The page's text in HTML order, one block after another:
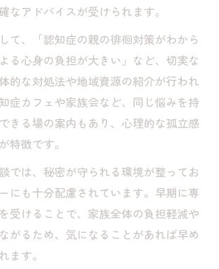
なアドバイスが受けられます。
て、「認知症の親の徘徊対策がわから
る心身の負担が大きい」など、切実な
的な対処法や地域資源の紹介が行われ
症カフェや家族会など、同じ悩みを持
きる場の案内もあり、心理的な孤立感
特徴です。
では、秘密が守られる環境が整ってお
にも十分配慮されています。早期に専
受けることで、家族全体の負担軽減や
がるため、気になることがあれば早め
ます。